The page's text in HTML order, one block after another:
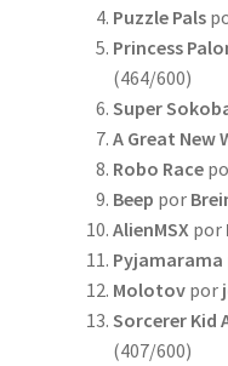
Puzzle Pals
Princess
(464/600)
Super
A Great New
Robo Race
Beep por
AlienMSX por
Pyjamarama
Molotovpor
Sorcerer Kid
(407/600)